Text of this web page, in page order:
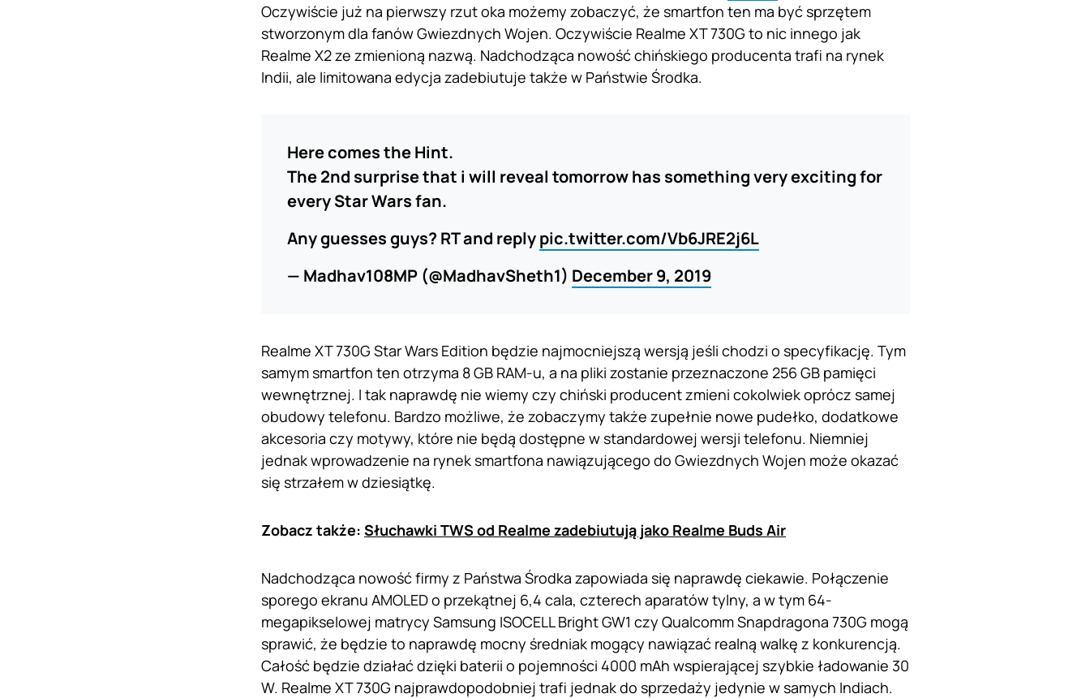
Oczywiście już na pierwszy rzut oka możemy zobaczyć, że smartfon ten ma być sprzętem
stworzonym dla fanów Gwiezdnych Wojen. Oczywiście Realme XT 730G to nic innego jak
Realme X2 ze zmienioną nazwą. Nadchodząca nowość chińskiego producenta trafi na rynek
Indii, ale limitowana edycja zadebiutuje także w Państwie Środka.
Here comes the Hint.
The 2nd surprise that i will reveal tomorrow has something very exciting for
every Star Wars fan.
Any guesses guys? RT and replypic.twitter.com/Vb6JRE2j6L
— Madhav108MP (@MadhavSheth1) December 9, 2019
Realme XT 730G Star Wars Edition będzie najmocniejszą wersją jeśli chodzi o specyfikację. Tym
samym smartfon ten otrzyma 8 GB RAM-u, a na pliki zostanie przeznaczone 256 GB pamięci
wewnętrznej. I tak naprawdę nie wiemy czy chiński producent zmieni cokolwiek oprócz samej
obudowy telefonu. Bardzo możliwe, że zobaczymy także zupełnie nowe pudełko, dodatkowe
akcesoria czy motywy, które nie będą dostępne w standardowej wersji telefonu. Niemniej
jednak wprowadzenie na rynek smartfona nawiązującego do Gwiezdnych Wojen może okazać
się strzałem w dziesiątkę.
Zobacz także: Słuchawki TWS od Realme zadebiutują jako Realme Buds Air
Nadchodząca nowość firmy z Państwa Środka zapowiada się naprawdę ciekawie. Połączenie
sporego ekranu AMOLED o przekątnej 6,4 cala, czterech aparatów tylny, a w tym 64-
megapikselowej matrycy Samsung ISOCELL Bright GW1 czy Qualcomm Snapdragona 730G mogą
sprawić, że będzie to naprawdę mocny średniak mogący nawiązać realną walkę z konkurencją.
Całość będzie działać dzięki baterii o pojemności 4000 mAh wspierającej szybkie ładowanie 30
W. Realme XT 730G najprawdopodobniej trafi jednak do sprzedaży jedynie w samych Indiach.